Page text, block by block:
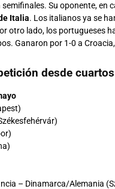
Su oponente, en
Italia. Los italianos ya se
otro lado, los portugueses
Ganaron por 1-0 a
desde
– Dinamarca/Alemania